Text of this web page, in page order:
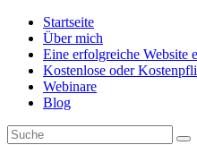
Startseite
Über mich
Eine erfolgreiche Website
Kostenlose oder
Webinare
Blog